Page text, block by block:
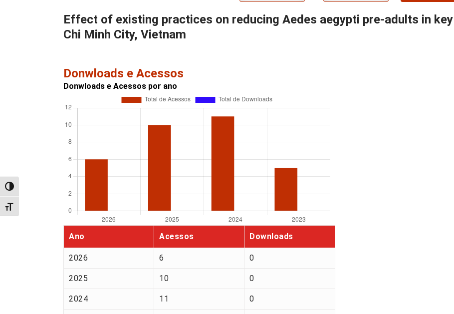
Alternar alto contraste
Alternar tamanho da fonte
Effect of existing practices on reducing Aedes aegypti pre-adults in
Chi Minh City, Vietnam
Donwloads e Acessos
Donwloads e Acessos por ano
Ano Acessos Downloads
2026 6 0
2025 10 0
2024 11 0